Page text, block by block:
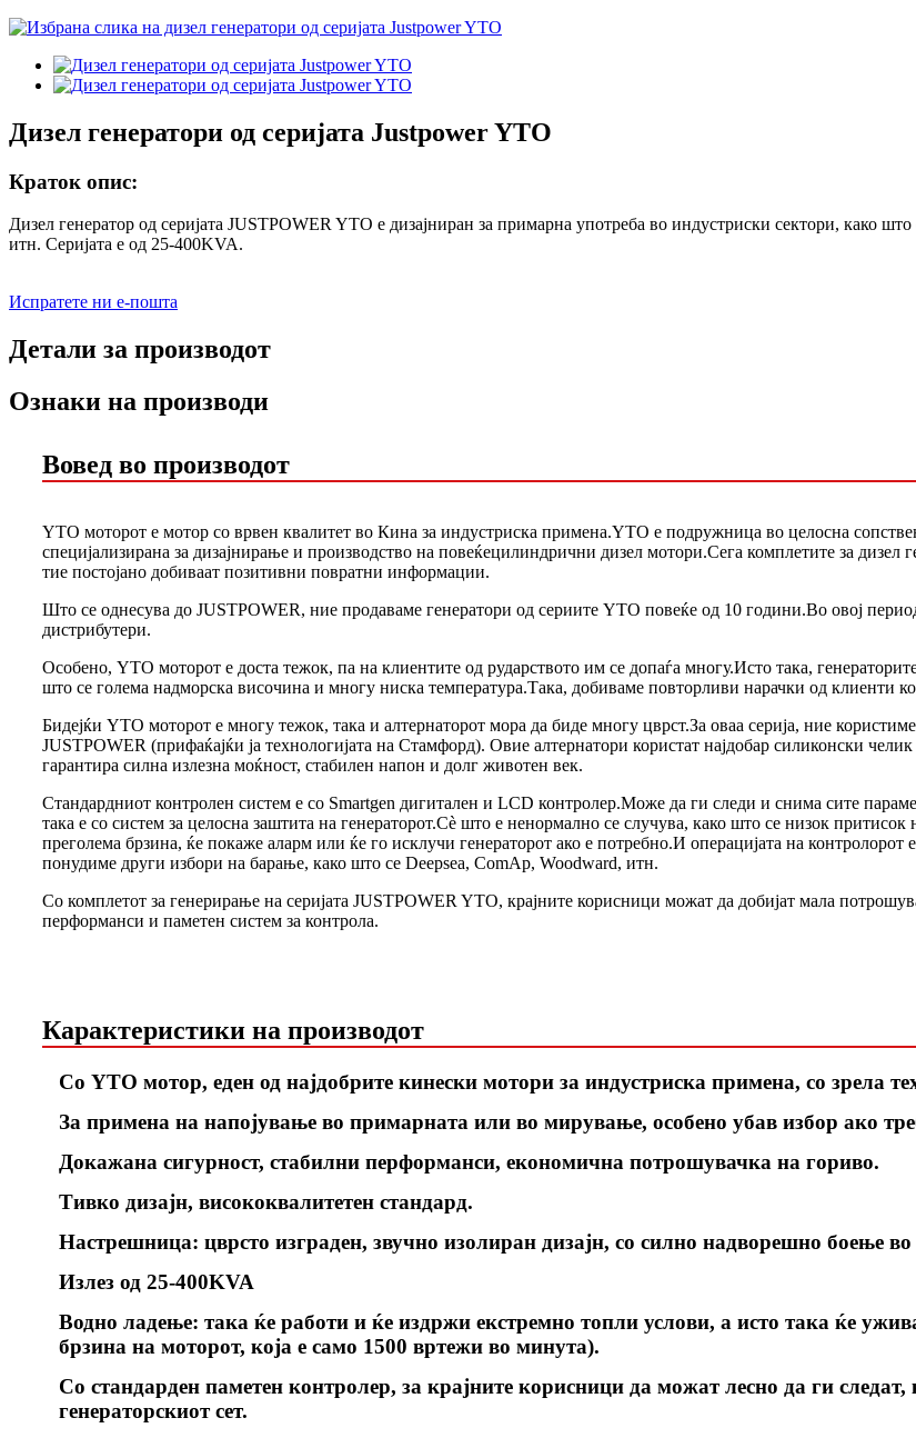
Дизел генератори од серијата Justpower YTO
Краток опис:
Дизел генератор од серијата JUSTPOWER YTO е дизајниран за примарна употреба во индустриски сектори, како
итн. Серијата е од 25-400KVA.
Испратете ни е-пошта
Детали за производот
Ознаки на производи
Вовед во производот
YTO моторот е мотор со врвен квалитет во Кина за индустриска примена.YTO е подружница во целосна
специјализирана за дизајнирање и производство на повеќецилиндрични дизел мотори.Сега комплетите за
тие постојано добиваат позитивни повратни информации.
Што се однесува до JUSTPOWER, ние продаваме генератори од сериите YTO повеќе од 10 години.Во овој
дистрибутери.
Особено, YTO моторот е доста тежок, па на клиентите од рударството им се допаѓа многу.Исто така,
што се голема надморска височина и многу ниска температура.Така, добиваме повторливи нарачки од клиенти
Бидејќи YTO моторот е многу тежок, така и алтернаторот мора да биде многу цврст.За оваа серија, ние
JUSTPOWER (прифаќајќи ја технологијата на Стамфорд). Овие алтернатори користат најдобар силиконски
гарантира силна излезна моќност, стабилен напон и долг животен век.
Стандардниот контролен систем е со Smartgen дигитален и LCD контролер.Може да ги следи и снима сите
така е со систем за целосна заштита на генераторот.Сè што е ненормално се случува, како што се низок
преголема брзина, ќе покаже аларм или ќе го исклучи генераторот ако е потребно.И операцијата на
понудиме други избори на барање, како што се Deepsea, ComAp, Woodward, итн.
Со комплетот за генерирање на серијата JUSTPOWER YTO, крајните корисници можат да добијат мала
перформанси и паметен систем за контрола.
Карактеристики на производот
Со YTO мотор, еден од најдобрите кинески мотори за индустриска примена, со зрела
За примена на напојување во примарната или во мирување, особено убав избор ако
Докажана сигурност, стабилни перформанси, економична потрошувачка на гориво.
Тивко дизајн, висококвалитетен стандард.
Настрешница: цврсто изграден, звучно изолиран дизајн, со силно надворешно боење
Излез од 25-400KVA
Водно ладење: така ќе работи и ќе издржи екстремно топли услови, а исто така ќе
брзина на моторот, која е само 1500 вртежи во минута).
Со стандарден паметен контролер, за крајните корисници да можат лесно да ги
генераторскиот сет.